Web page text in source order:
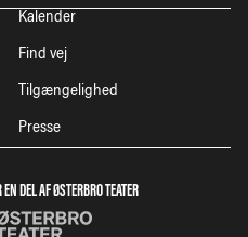
Kalender
Find vej
Tilgængelighed
Presse
DEL AF ØSTERBRO TEATER